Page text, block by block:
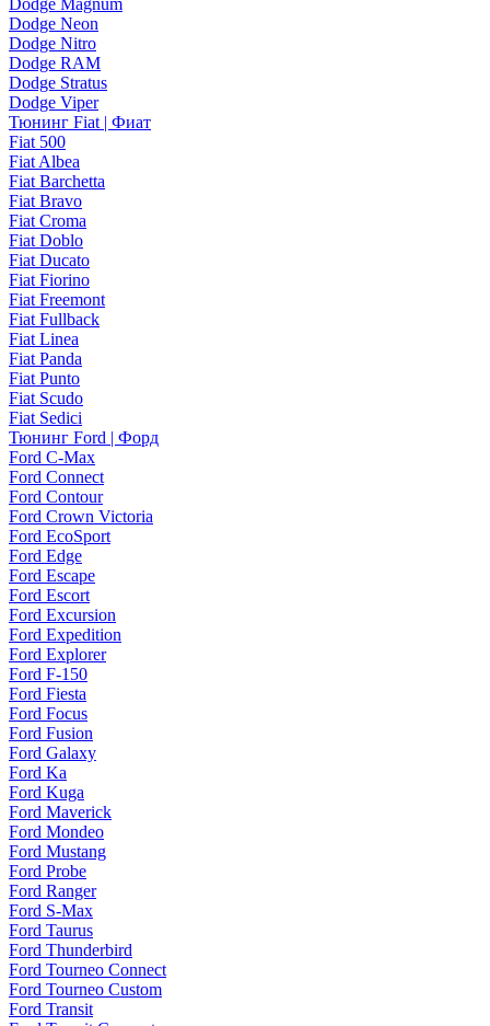
Dodge Magnum
Dodge Neon
Dodge Nitro
Dodge RAM
Dodge Stratus
Dodge Viper
Тюнинг Fiat | Фиат
Fiat 500
Fiat Albea
Fiat Barchetta
Fiat Bravo
Fiat Croma
Fiat Doblo
Fiat Ducato
Fiat Fiorino
Fiat Freemont
Fiat Fullback
Fiat Linea
Fiat Panda
Fiat Punto
Fiat Scudo
Fiat Sedici
Тюнинг Ford | Форд
Ford C-Max
Ford Connect
Ford Contour
Ford Crown Victoria
Ford EcoSport
Ford Edge
Ford Escape
Ford Escort
Ford Excursion
Ford Expedition
Ford Explorer
Ford F-150
Ford Fiesta
Ford Focus
Ford Fusion
Ford Galaxy
Ford Ka
Ford Kuga
Ford Maverick
Ford Mondeo
Ford Mustang
Ford Probe
Ford Ranger
Ford S-Max
Ford Taurus
Ford Thunderbird
Ford Tourneo Connect
Ford Tourneo Custom
Ford Transit